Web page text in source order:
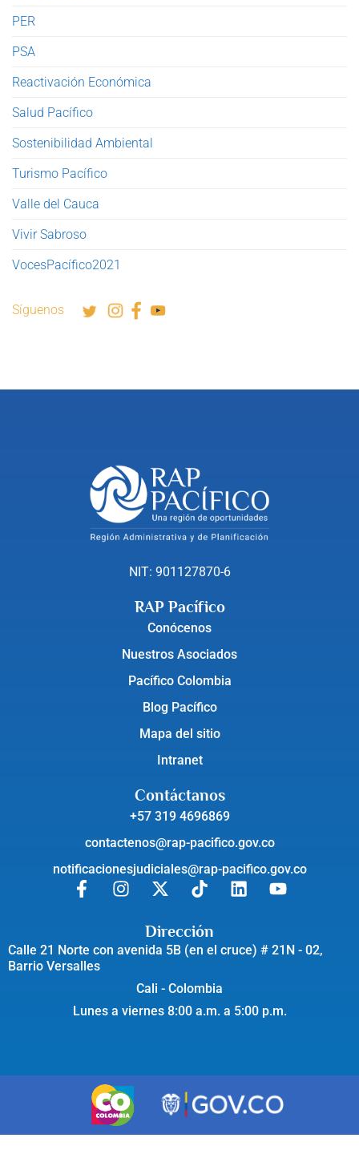
PER
PSA
Reactivación Económica
Salud Pacífico
Sostenibilidad Ambiental
Turismo Pacífico
Valle del Cauca
Vivir Sabroso
VocesPacífico2021
Síguenos
NIT: 901127870-6
RAP Pacífico
Conócenos
Nuestros Asociados
Pacífico Colombia
Blog Pacífico
Mapa del sitio
Intranet
Contáctanos
+57 319 4696869
contactenos@rap-pacifico.gov.co
notificacionesjudiciales@rap-pacifico.gov.co
Dirección
Calle 21 Norte con avenida 5B (en el cruce) # 21N - 02,
Barrio Versalles
Cali - Colombia
Lunes a viernes 8:00 a.m. a 5:00 p.m.